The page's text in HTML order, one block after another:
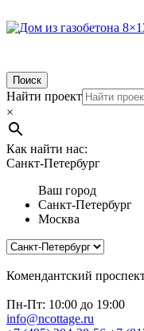
Поиск
Найти проект
×
Как найти нас:
Санкт-Петербург
Ваш город
Санкт-Петербург
Москва
Комендантский
Пн-Пт: 10:00 до 19:00
info@ncottage.ru